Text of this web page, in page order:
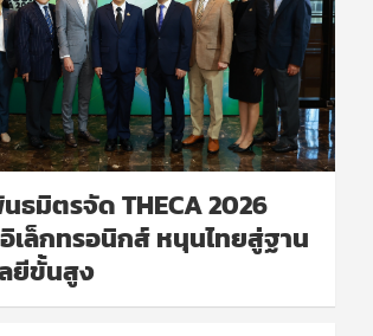
ธมิตรจัด THECA 2026
เล็กทรอนิกส์ หนุนไทยสู่ฐาน
ยีขั้นสูง